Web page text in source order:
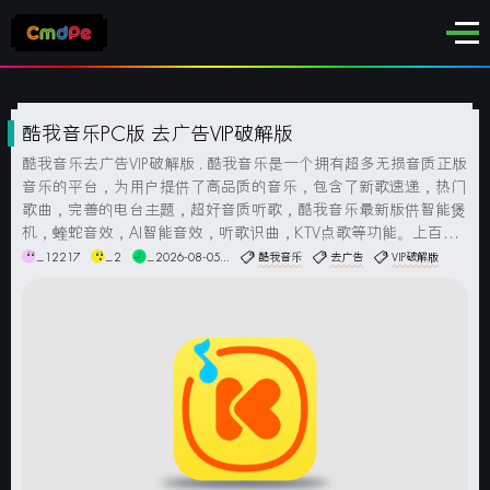
酷我音乐PC版 去广告VIP破解版
酷我音乐去广告VIP破解版 . 酷我音乐是一个拥有超多无损音质正版
音乐的平台，为用户提供了高品质的音乐，包含了新歌速递，热门
歌曲，完善的电台主题，超好音质听歌，酷我音乐最新版供智能煲
机，蝰蛇音效，AI智能音效，听歌识曲，KTV点歌等功能。上百万
无损音质歌曲支持免费试听及下载。拥有专业音频解码技术，实现
_12217 _2 _2026-08-05... 酷我音乐 去广告 VIP破解版